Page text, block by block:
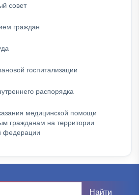
совет
граждан
госпитализации
распорядка
медицинской помощи
гражданам на территории
федерации